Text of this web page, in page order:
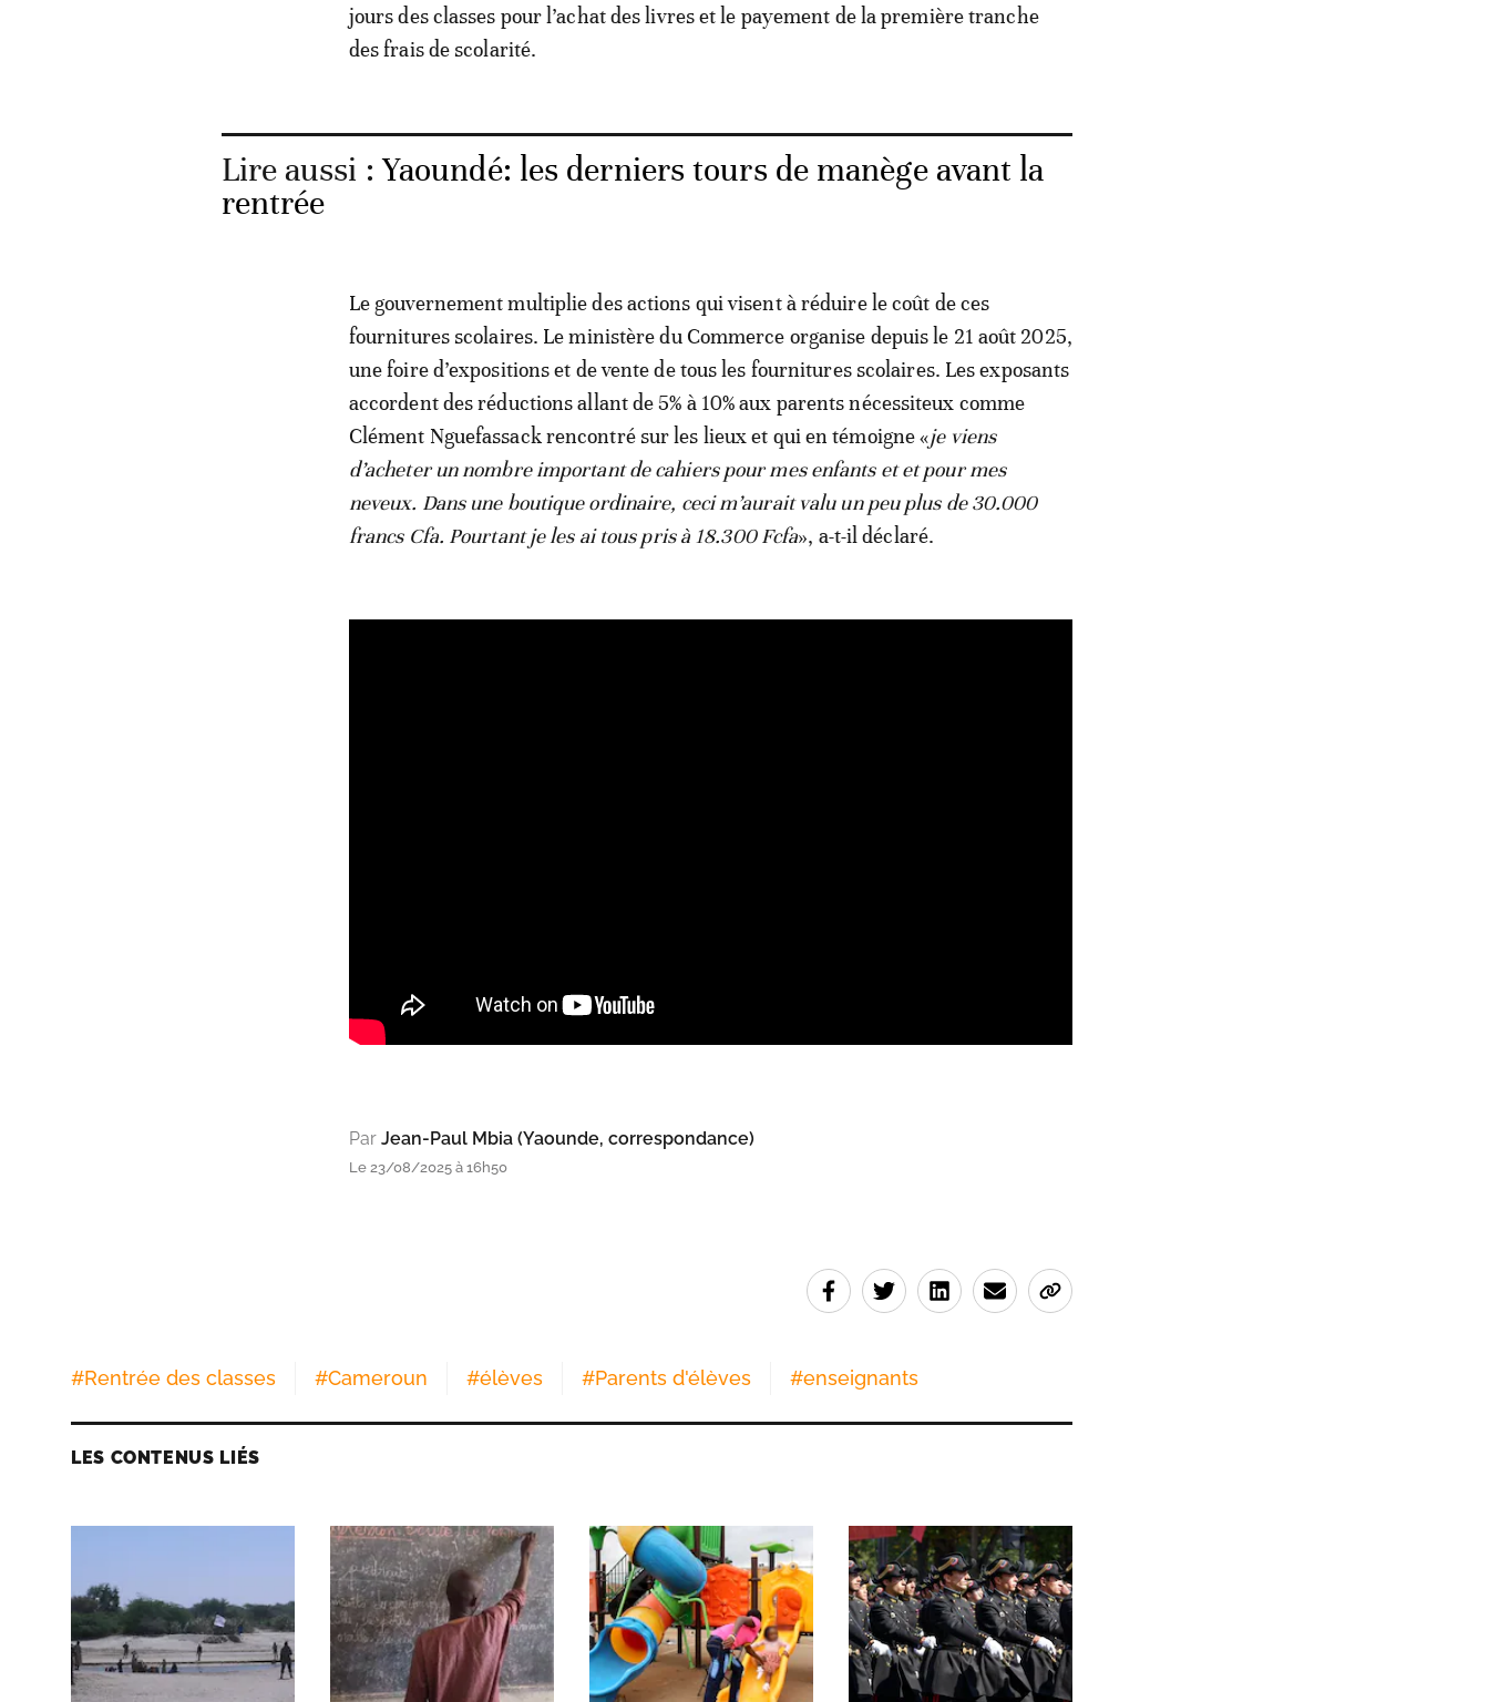
jours des classes pour l’achat des livres et le payement de la première tranche
des frais de scolarité.
Lire aussi :Yaoundé: les derniers tours de manège avant la
rentrée
Le gouvernement multiplie des actions qui visent à réduire le coût de ces
fournitures scolaires. Le ministère du Commerce organise depuis le 21 août 2025,
une foire d’expositions et de vente de tous les fournitures scolaires. Les exposants
accordent des réductions allant de 5% à 10% aux parents nécessiteux comme
Clément Nguefassack rencontré sur les lieux et qui en témoigne «je viens
d’acheter un nombre important de cahiers pour mes enfants et et pour mes
neveux. Dans une boutique ordinaire, ceci m’aurait valu un peu plus de 30.000
francs Cfa. Pourtant je les ai tous pris à 18.300 Fcfa», a-t-il déclaré.
Par Jean-Paul Mbia (Yaounde, correspondance)
Le 23/08/2025 à 16h50
#Rentrée des classes #Cameroun #élèves #Parents d'élèves #enseignants
LES CONTENUS LIÉS